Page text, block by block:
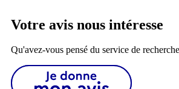
Votre avis nous intéresse
Qu'avez-vous pensé du service de